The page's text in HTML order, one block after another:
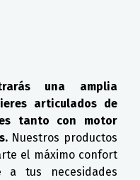
una amplia
articulados de
tanto con motor
Nuestros productos
el máximo confort
a tus necesidades